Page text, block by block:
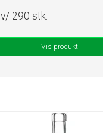
v/ 290 stk.
Vis produkt